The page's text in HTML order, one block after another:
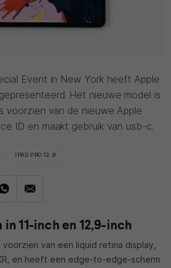
Event in New York heeft Apple
Het nieuwe model is
voorzien van de nieuwe Apple
ID en maakt gebruik van usb-c.
IPAD PRO 12.9
11-inch en 12,9-inch
voorzien van een liquid retina display,
en heeft een edge-to-edge-scherm